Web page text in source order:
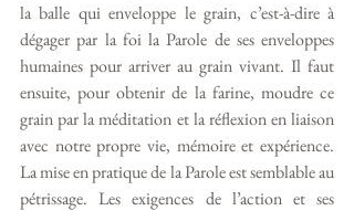
la balle qui enveloppe le grain, c’est-à-dire à
dégager par la foi la Parole de ses enveloppes
humaines pour arriver au grain vivant. Il faut
ensuite, pour obtenir de la farine, moudre ce
grain par la méditation et la réflexion en liaison
avec notre propre vie, mémoire et expérience.
La mise en pratique de la Parole est semblable au
pétrissage. Les exigences de l’action et ses